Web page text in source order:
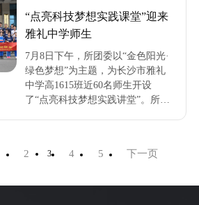
“点亮科技梦想实践课堂”迎来
雅礼中学师生
7月8日下午，所团委以“金色阳光·
绿色梦想”为主题，为长沙市雅礼
中学高1615班近60名师生开设
了“点亮科技梦想实践讲堂”。所党
青葱岁月，介绍了48所
2 3 4 5 下一页